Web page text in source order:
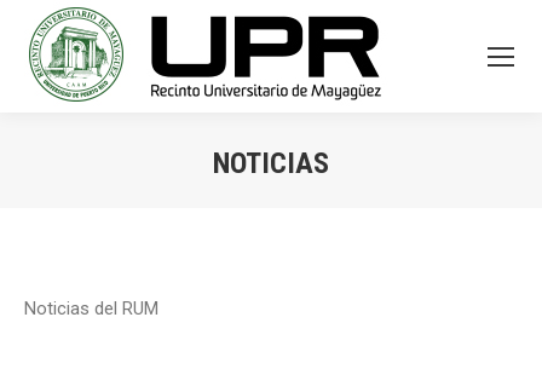
NOTICIAS
Noticias del RUM